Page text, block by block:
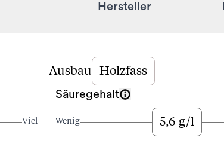
Hersteller
Ausbau Holzfass
Viel
Säuregehalt
Wenig 5,6 g/l